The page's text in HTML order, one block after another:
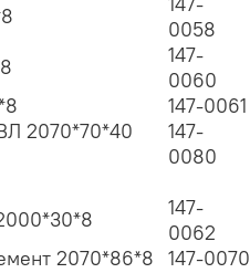
0058
147-
0060
147-0061
2070*70*40
147-
0080
147-
0062
2070*86*8
147-0070